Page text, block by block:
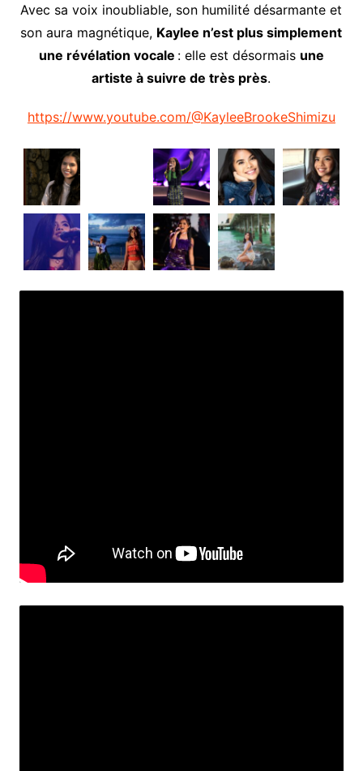
Avec sa voix inoubliable, son humilité désarmante et
son aura magnétique, Kaylee n’est plus simplement
une révélation vocale : elle est désormais une
artiste à suivre de très près.
https://www.youtube.com/@KayleeBrookeShimizu